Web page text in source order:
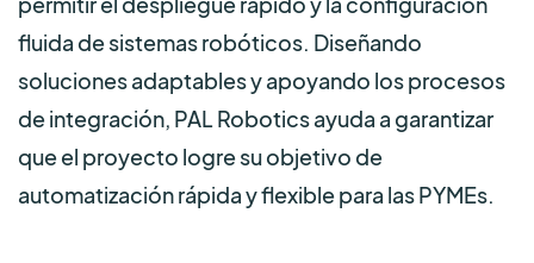
fluida de sistemas robóticos. Diseñando
soluciones adaptables y apoyando los procesos
de integración, PAL Robotics ayuda a garantizar
que el proyecto logre su objetivo de
automatización rápida y flexible para las PYMEs.